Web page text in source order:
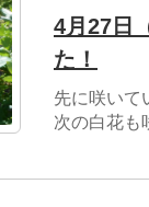
4月27日
た！
先に咲いて
次の白花も